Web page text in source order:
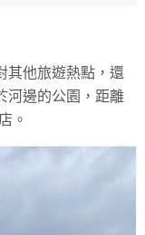
其他旅遊熱點，還
邊的公園， 距離
。